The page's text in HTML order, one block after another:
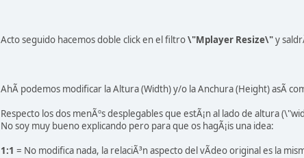
Acto seguido hacemos doble click en el filtro\"Mplayer Resize\"y
AhÃ­ podemos modificar la Altura (Width) y/o la Anchura (Height) asÃ­
Respecto los dos menÃºs desplegables que estÃ¡n al lado de altura
No soy muy bueno explicando pero para que os hagÃ¡is una idea:
1:1 = No modifica nada, la relaciÃ³n aspecto del vÃ­deo original es la